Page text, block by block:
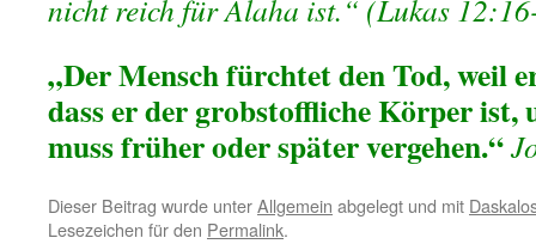
nicht reich für Alaha ist.“ (Lukas
„Der Mensch fürchtet den Tod, weil
dass er der grobstoffliche Körper ist,
muss früher oder später vergehen.“
Dieser Beitrag wurde unterAllgemein abgelegt und mit
Lesezeichen für den Permalink.